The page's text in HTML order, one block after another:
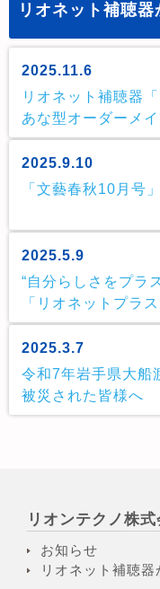
リオネット補聴
2025.11.6
リオネット補聴器
あな型オーダーメ
2025.9.10
「文藝春秋10月号
2025.5.9
“自分らしさをプラ
「リオネットプラ
2025.3.7
令和7年岩手県大船
被災された皆様へ
リオンテクノ株
お知らせ
リオネット補聴